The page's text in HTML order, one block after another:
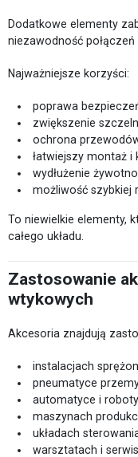
Dodatkowe elementy
niezawodność
Najważniejsze korzyści:
poprawa
zwiększenie
ochrona
łatwiejszy montaż i
wydłużenie
możliwość szybkiej
To niewielkie elementy,
całego układu.
Zastosowanie
wtykowych
Akcesoria znajdują
instalacjach
pneumatyce
automatyce i
maszynach
układach
warsztatach i